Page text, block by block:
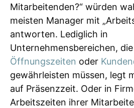
Mitarbeitenden?“ würden
meisten Manager mit
antworten. Lediglich in
Unternehmensbereichen,
Öffnungszeiten oder
gewährleisten müssen, legt
auf Präsenzzeit. Oder in
Arbeitszeiten ihrer